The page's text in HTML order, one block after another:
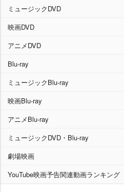
ミュージックDVD
映画DVD
アニメDVD
Blu-ray
ミュージックBlu-ray
映画Blu-ray
アニメBlu-ray
ミュージックDVD・Blu-ray
劇場映画
YouTube映画予告関連動画ランキング